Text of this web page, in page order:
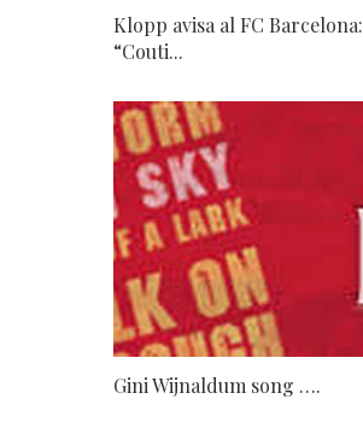
Klopp avisa al FC Barcelona:
“Couti...
Gini Wijnaldum song ….